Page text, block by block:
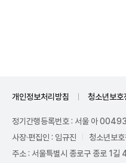
개인정보처리방침 청소년보호
정기간행등록번호 : 서울 아 00493
사장·편집인 : 임규진
청소년보
주소 : 서울특별시 종로구 종로 1